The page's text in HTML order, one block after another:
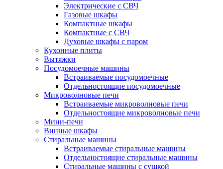
Электрические с СВЧ
Газовые шкафы
Компактные шкафы
Компактные с СВЧ
Духовые шкафы с паром
Кухонные плиты
Вытяжки
Посудомоечные машины
Встраиваемые посудомоечные
Отдельностоящие посудомоечные
Микроволновые печи
Встраиваемые микроволновые печи
Отдельностоящие микроволновые печи
Мини-печи
Винные шкафы
Стиральные машины
Встраиваемые стиральные машины
Отдельностоящие стиральные машины
Стиральные машины с сушкой